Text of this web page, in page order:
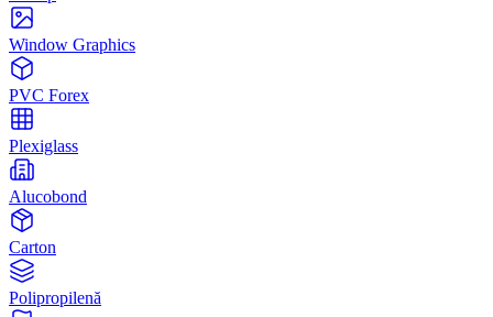
Window Graphics
PVC Forex
Plexiglass
Alucobond
Carton
Polipropilenă